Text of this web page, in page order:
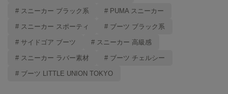
LeSportsac
LILY BROWN
リリーブラウン
# スニーカー ブラック系 # PUMA スニーカー
# スニーカー スポーティ # ブーツ ブラック系
# サイドゴア ブーツ # スニーカー 高級感
# スニーカー ラバー素材 # ブーツ チェルシー
# ブーツ LITTLE UNION TOKYO